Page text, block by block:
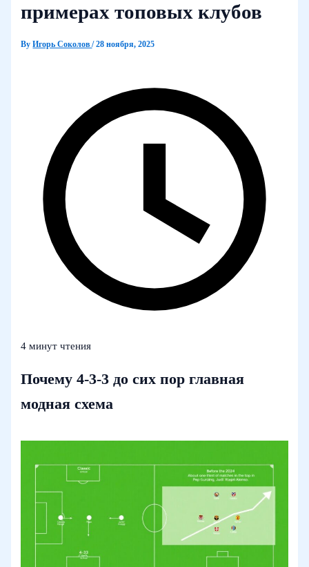
примерах топовых клубов
ByИгорь Соколов/28 ноября, 2025
4 минут чтения
Почему 4-3-3 до сих пор главная
модная схема